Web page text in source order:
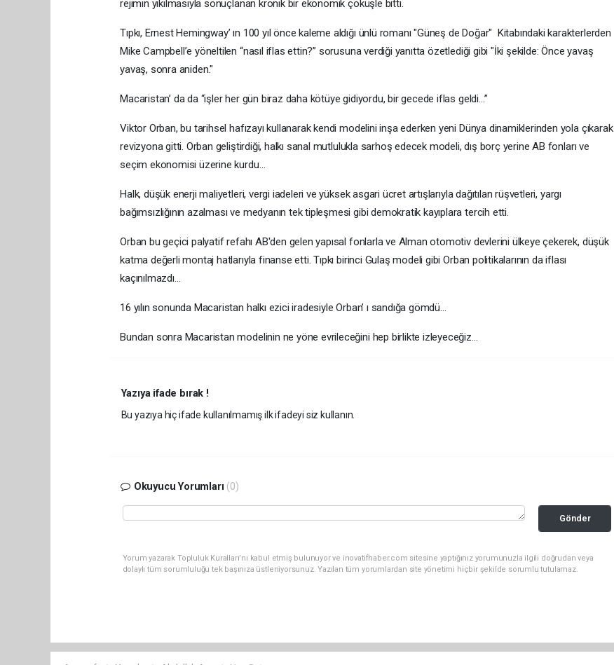
rejimin yıkılmasıyla sonuçlanan kronik bir ekonomik çöküşle bitti.
Tıpkı, Ernest Hemingway’ ın 100 yıl önce kaleme aldığı ünlü romanı "Güneş de Doğar" Kitabındaki karakterlerden
Mike Campbell’e yöneltilen “nasıl iflas ettin?” sorusuna verdiği yanıtta özetlediği gibi "İki şekilde: Önce yavaş
yavaş, sonra aniden."
Macaristan’ da da “işler her gün biraz daha kötüye gidiyordu, bir gecede iflas geldi…”
Viktor Orban, bu tarihsel hafızayı kullanarak kendi modelini inşa ederken yeni Dünya dinamiklerinden yola çıkarak
revizyona gitti. Orban geliştirdiği, halkı sanal mutlulukla sarhoş edecek modeli, dış borç yerine AB fonları ve
seçim ekonomisi üzerine kurdu…
Halk, düşük enerji maliyetleri, vergi iadeleri ve yüksek asgari ücret artışlarıyla dağıtılan rüşvetleri, yargı
bağımsızlığının azalması ve medyanın tek tipleşmesi gibi demokratik kayıplara tercih etti.
Orban bu geçici palyatif refahı AB'den gelen yapısal fonlarla ve Alman otomotiv devlerini ülkeye çekerek, düşük
katma değerli montaj hatlarıyla finanse etti. Tıpkı birinci Gulaş modeli gibi Orban politikalarının da iflası
kaçınılmazdı…
16 yılın sonunda Macaristan halkı ezici iradesiyle Orban’ ı sandığa gömdü…
Bundan sonra Macaristan modelinin ne yöne evrileceğini hep birlikte izleyeceğiz…
Yazıya ifade bırak !
Bu yazıya hiç ifade kullanılmamış ilk ifadeyi siz kullanın.
Okuyucu Yorumları (0)
Gönder
Yorum yazarak Topluluk Kuralları’nı kabul etmiş bulunuyor ve inovatifhaber.com sitesine yaptığınız yorumunuzla ilgili doğrudan veya
dolaylı tüm sorumluluğu tek başınıza üstleniyorsunuz. Yazılan tüm yorumlardan site yönetimi hiçbir şekilde sorumlu tutulamaz.